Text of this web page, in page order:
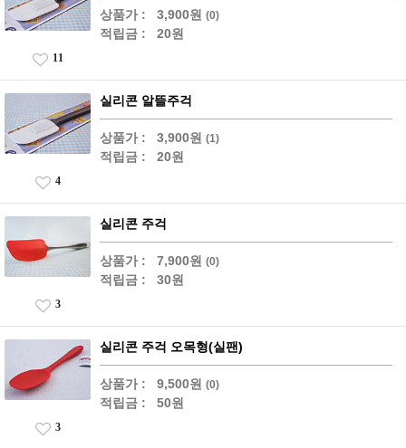
상품가 : 3,900원 (0)
적립금 : 20원
11
실리콘 알뜰주걱
상품가 : 3,900원 (1)
적립금 : 20원
4
실리콘 주걱
상품가 : 7,900원 (0)
적립금 : 30원
3
실리콘 주걱 오목형(실팬)
상품가 : 9,500원 (0)
적립금 : 50원
3